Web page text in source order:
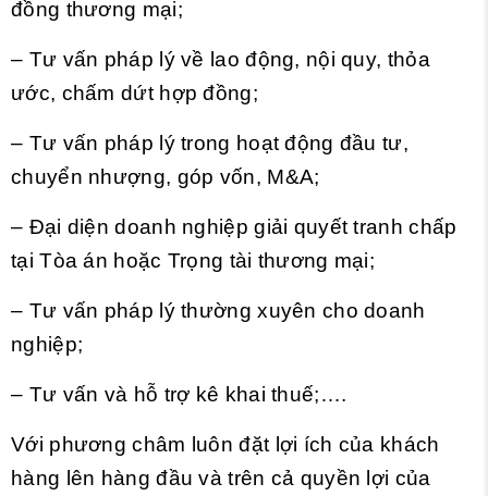
đồng thương mại;
– Tư vấn pháp lý về lao động, nội quy, thỏa
ước, chấm dứt hợp đồng;
– Tư vấn pháp lý trong hoạt động đầu tư,
chuyển nhượng, góp vốn, M&A;
– Đại diện doanh nghiệp giải quyết tranh chấp
tại Tòa án hoặc Trọng tài thương mại;
– Tư vấn pháp lý thường xuyên cho doanh
nghiệp;
– Tư vấn và hỗ trợ kê khai thuế;….
Với phương châm luôn đặt lợi ích của khách
hàng lên hàng đầu và trên cả quyền lợi của